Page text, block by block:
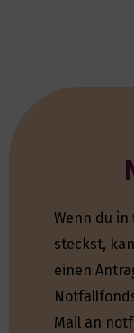
Wenn du
steckst,
einen
Mail an